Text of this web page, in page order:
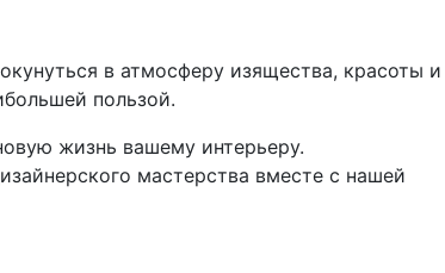
в атмосферу изящества, красоты и
пользой.
жизнь вашему интерьеру.
мастерства вместе с нашей